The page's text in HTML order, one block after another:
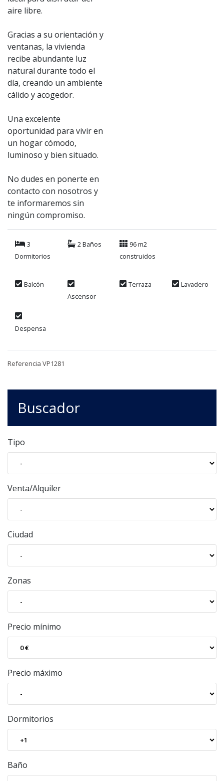
aire libre.
Gracias a su orientación y
ventanas, la vivienda
recibe abundante luz
natural durante todo el
día, creando un ambiente
cálido y acogedor.
Una excelente
oportunidad para vivir en
un hogar cómodo,
luminoso y bien situado.
No dudes en ponerte en
contacto con nosotros y
te informaremos sin
ningún compromiso.
3
Dormitorios
2 Baños
96 m2
construidos
Balcón
Ascensor
Terraza Lavadero
Despensa
Referencia VP1281
Buscador
Tipo
Venta/Alquiler
Ciudad
Zonas
Precio mínimo
Precio máximo
Dormitorios
Baño